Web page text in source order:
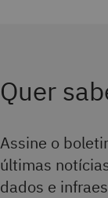
Quer
Assine o
últimas
dados e